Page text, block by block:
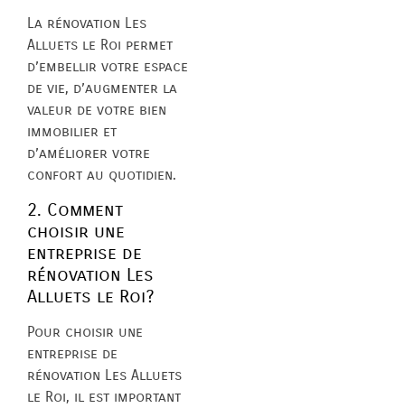
La rénovation Les
Alluets le Roi permet
d’embellir votre espace
de vie, d’augmenter la
valeur de votre bien
immobilier et
d’améliorer votre
confort au quotidien.
2. Comment
choisir une
entreprise de
rénovation Les
Alluets le Roi?
Pour choisir une
entreprise de
rénovation Les Alluets
le Roi, il est important